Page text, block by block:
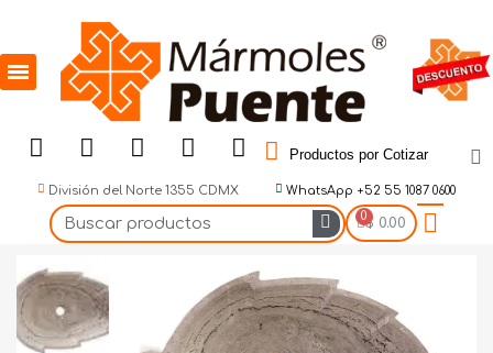
Productos por Cotizar
División del Norte 1355 CDMX WhatsApp +52 55 1087 0600
$ 0.00